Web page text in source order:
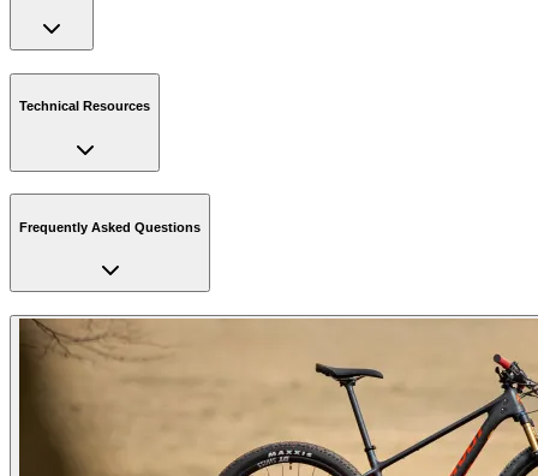
Technical Resources
Frequently Asked Questions